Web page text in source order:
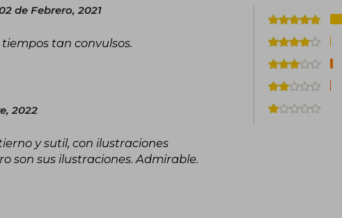
de Febrero, 2021
tan convulsos.
2022
y sutil, con ilustraciones
son sus ilustraciones. Admirable.